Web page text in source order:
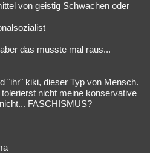
von geistig Schwachen oder
das musste mal raus...
"ihr" kiki, dieser Typ von Mensch.
nicht meine konservative
FASCHISMUS?